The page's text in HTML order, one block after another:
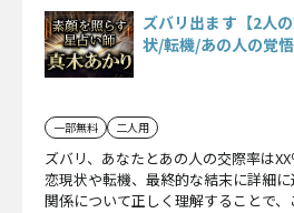
ズバリ出ます【2人
状/転機/あの人の覚
一部無料 二人用
ズバリ、あなたとあの人の交際率は
恋現状や転機、最終的な結末に詳細
関係について正しく理解することで